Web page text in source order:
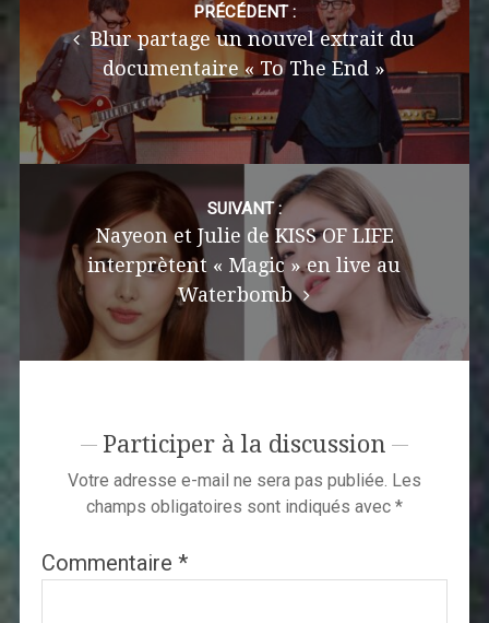
navigation
PRÉCÉDENT :
Blur partage un nouvel extrait du
documentaire « To The End »
SUIVANT :
Nayeon et Julie de KISS OF LIFE
interprètent « Magic » en live au
Waterbomb
Participer à la discussion
Votre adresse e-mail ne sera pas publiée. Les
champs obligatoires sont indiqués avec *
Commentaire *